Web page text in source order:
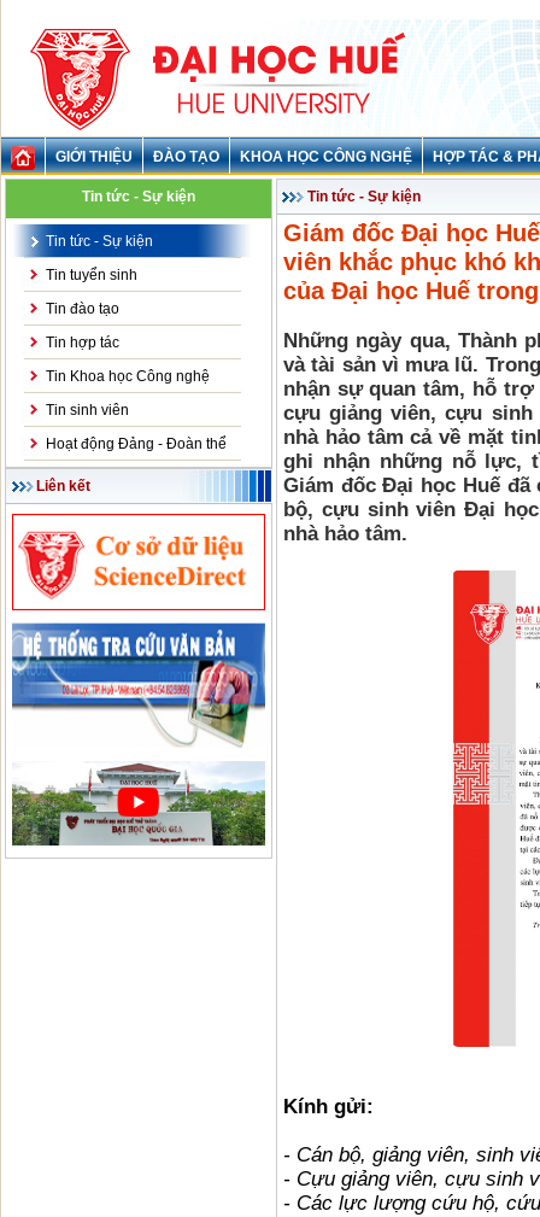
GIỚI THIỆU ĐÀO TẠO KHOA HỌC CÔNG NGHỆ HỢP TÁC &
Tin tức - Sự kiện
Tin tức - Sự kiện
Tin tuyển sinh
Tin đào tạo
Tin hợp tác
Tin Khoa học Công nghệ
Tin sinh viên
Hoạt động Đảng - Đoàn thể
Liên kết
Tin tức - Sự kiện
Giám đốc Đại học
viên khắc phục khó
của Đại học Huế
Những ngày qua, Thành
và tài sản vì mưa lũ.
nhận sự quan tâm, hỗ
cựu giảng viên, cựu
nhà hảo tâm cả về mặt
ghi nhận những nỗ lực,
Giám đốc Đại học Huế
bộ, cựu sinh viên Đại
nhà hảo tâm.
Kính gửi:
- Cán bộ, giảng viên, sinh
- Cựu giảng viên, cựu sinh
- Các lực lượng cứu hộ,